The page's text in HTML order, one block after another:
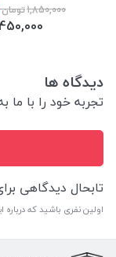
1,850,000تومان
دیدگاه ها
تجربه خود را با ما
تابحال دیدگاهی
اولین نفری باشید که